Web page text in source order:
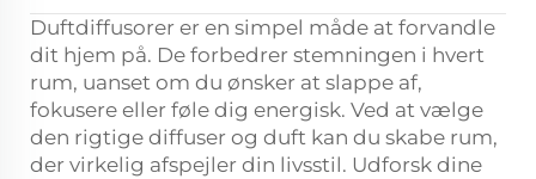
Duftdiffusorer er en simpel måde at forvandle
dit hjem på. De forbedrer stemningen i hvert
rum, uanset om du ønsker at slappe af,
fokusere eller føle dig energisk. Ved at vælge
den rigtige diffuser og duft kan du skabe rum,
der virkelig afspejler din livsstil. Udforsk dine